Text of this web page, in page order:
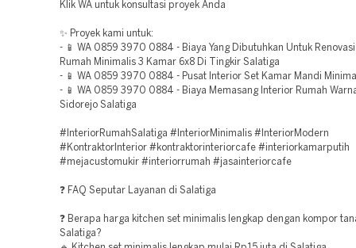
Klik WA untuk konsultasi proyek Anda
✨ Proyek kami untuk:
- 📱 WA 0859 3970 0884 - Biaya Yang Dibutuhkan Untuk
Rumah Minimalis 3 Kamar 6x8 Di Tingkir Salatiga
- 📱 WA 0859 3970 0884 - Pusat Interior Set Kamar Mandi
- 📱 WA 0859 3970 0884 - Biaya Memasang Interior Rumah
Sidorejo Salatiga
#InteriorRumahSalatiga #InteriorMinimalis #InteriorModern
#KontraktorInterior #kontraktorinteriorcafe #interiorkamarputih
#mejacustomukir #interiorrumah #jasainteriorcafe
❓ FAQ Seputar Layanan di Salatiga
❓ Berapa harga kitchen set minimalis lengkap dengan kompor
Salatiga?